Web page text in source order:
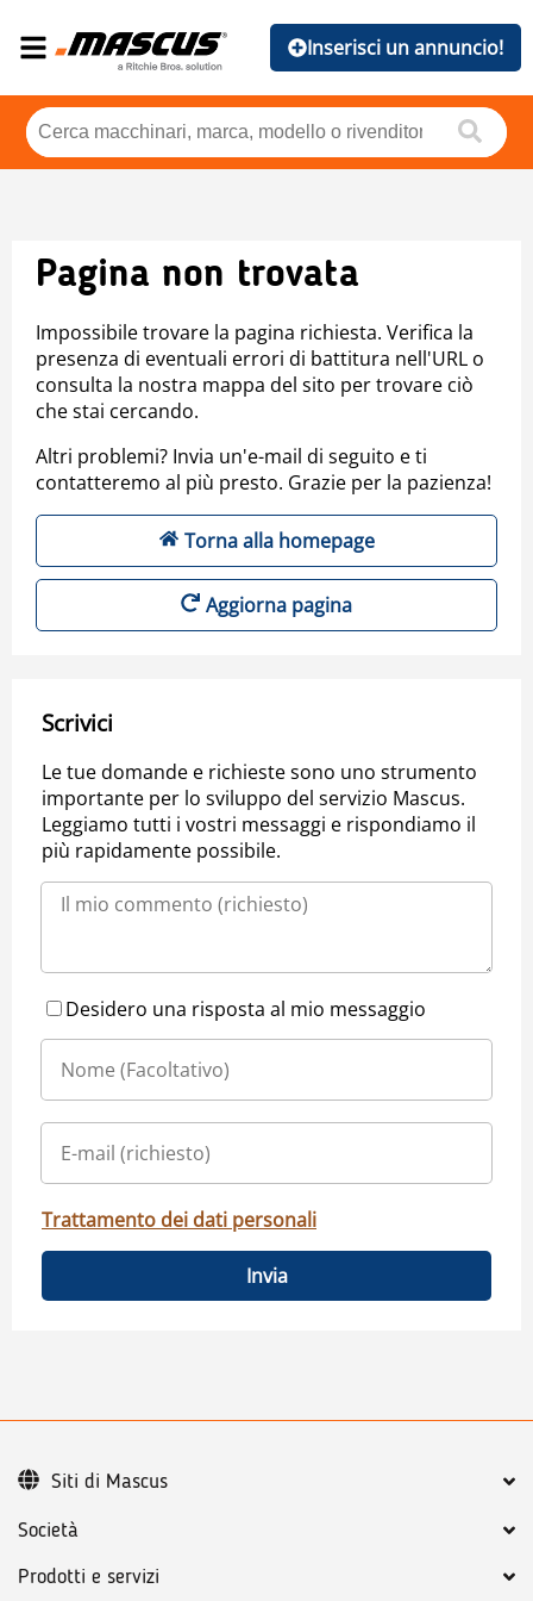
Inserisci un annuncio!
Pagina non trovata
Impossibile trovare la pagina richiesta. Verifica la
presenza di eventuali errori di battitura nell'URL o
consulta la nostra mappa del sito per trovare ciò
che stai cercando.
Altri problemi? Invia un'e-mail di seguito e ti
contatteremo al più presto. Grazie per la pazienza!
Torna alla homepage
Aggiorna pagina
Scrivici
Le tue domande e richieste sono uno strumento
importante per lo sviluppo del servizio Mascus.
Leggiamo tutti i vostri messaggi e rispondiamo il
più rapidamente possibile.
Desidero una risposta al mio messaggio
Trattamento dei dati personali
Invia
Società
Prodotti e servizi
Siti di Mascus